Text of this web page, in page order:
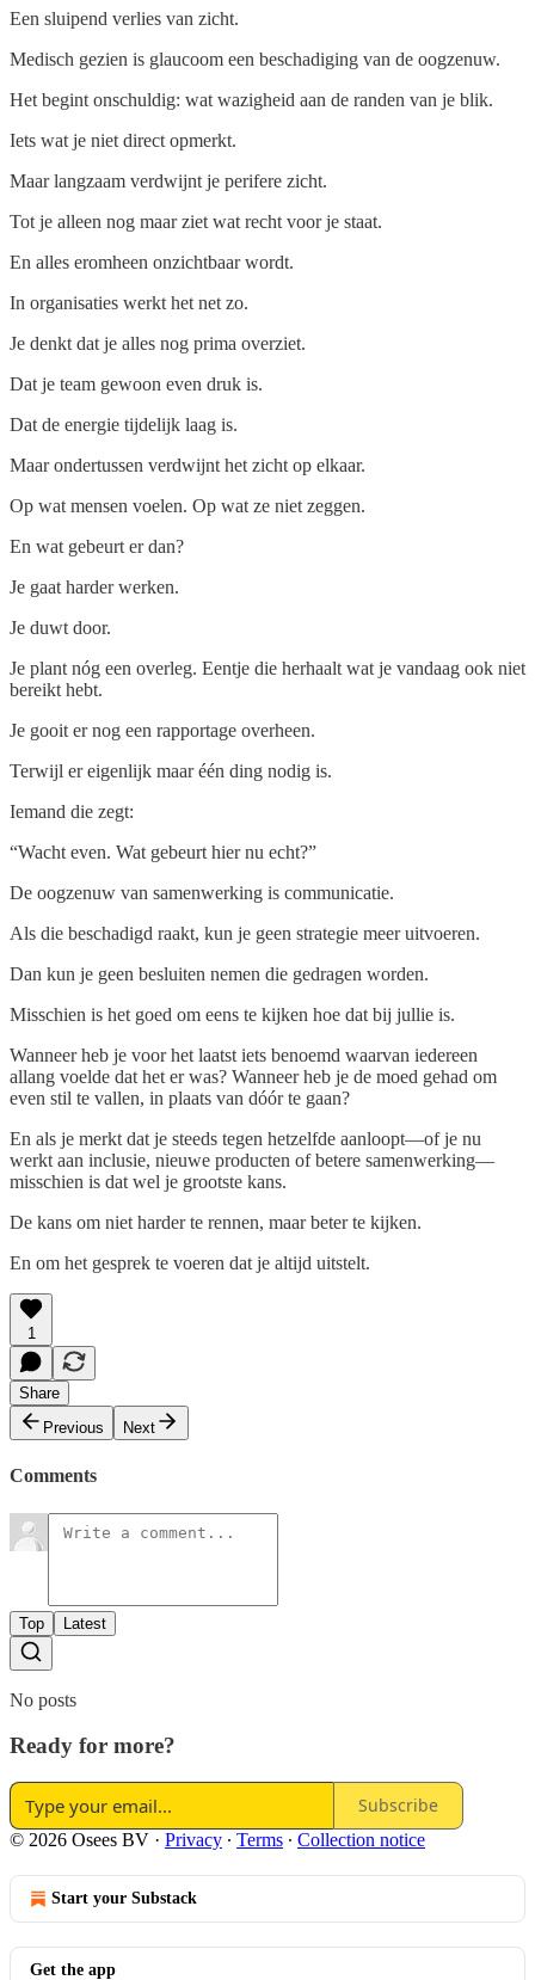
Een sluipend verlies van zicht.
Medisch gezien is glaucoom een beschadiging van de oogzenuw.
Het begint onschuldig: wat wazigheid aan de randen van je blik.
Iets wat je niet direct opmerkt.
Maar langzaam verdwijnt je perifere zicht.
Tot je alleen nog maar ziet wat recht voor je staat.
En alles eromheen onzichtbaar wordt.
In organisaties werkt het net zo.
Je denkt dat je alles nog prima overziet.
Dat je team gewoon even druk is.
Dat de energie tijdelijk laag is.
Maar ondertussen verdwijnt het zicht op elkaar.
Op wat mensen voelen. Op wat ze niet zeggen.
En wat gebeurt er dan?
Je gaat harder werken.
Je duwt door.
Je plant nóg een overleg. Eentje die herhaalt wat je vandaag ook niet
bereikt hebt.
Je gooit er nog een rapportage overheen.
Terwijl er eigenlijk maar één ding nodig is.
Iemand die zegt:
“Wacht even. Wat gebeurt hier nu echt?”
De oogzenuw van samenwerking is communicatie.
Als die beschadigd raakt, kun je geen strategie meer uitvoeren.
Dan kun je geen besluiten nemen die gedragen worden.
Misschien is het goed om eens te kijken hoe dat bij jullie is.
Wanneer heb je voor het laatst iets benoemd waarvan iedereen
allang voelde dat het er was? Wanneer heb je de moed gehad om
even stil te vallen, in plaats van dóór te gaan?
En als je merkt dat je steeds tegen hetzelfde aanloopt—of je nu
werkt aan inclusie, nieuwe producten of betere samenwerking—
misschien is dat wel je grootste kans.
De kans om niet harder te rennen, maar beter te kijken.
En om het gesprek te voeren dat je altijd uitstelt.
1
Share
Previous
Next
Comments
Top Latest
No posts
Ready for more?
Subscribe
© 2026 Osees BV · Privacy ∙ Terms ∙ Collection notice
Start your Substack
Get the app